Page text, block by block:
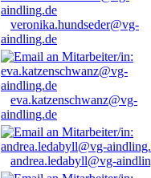
veronika.hundseder@vg-
aindling.de
eva.katzenschwanz@vg-
aindling.de
andrea.ledabyll@vg-